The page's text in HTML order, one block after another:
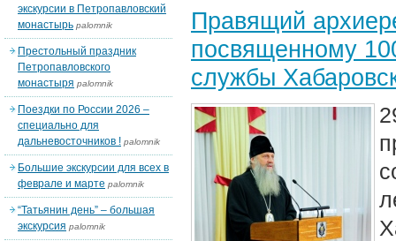
Правящий
посвященному
службы
экскурсии в Петропавловский
монастырь palomnik
Престольный праздник
Петропавловского
монастыря palomnik
Поездки по России 2026 –
специально для
дальневосточников ! palomnik
Большие экскурсии для всех в
феврале и марте palomnik
“Татьянин день” – большая
экскурсия palomnik